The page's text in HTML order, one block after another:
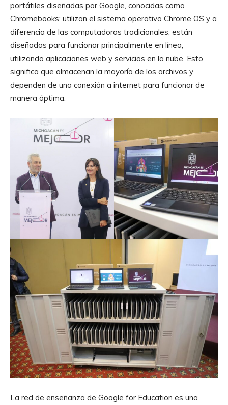
portátiles diseñadas por Google, conocidas como
Chromebooks; utilizan el sistema operativo Chrome OS y a
diferencia de las computadoras tradicionales, están
diseñadas para funcionar principalmente en línea,
utilizando aplicaciones web y servicios en la nube. Esto
significa que almacenan la mayoría de los archivos y
dependen de una conexión a internet para funcionar de
manera óptima.
La red de enseñanza de Google for Education es una